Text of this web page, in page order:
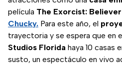
película The Exorcist: Believer
Chucky. Para este año, el
trayectoria y se espera que en
Studios Florida haya 10 casas
susto, un espectáculo en vivo